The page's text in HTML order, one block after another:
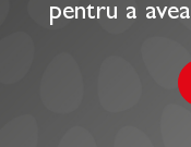
pentru a